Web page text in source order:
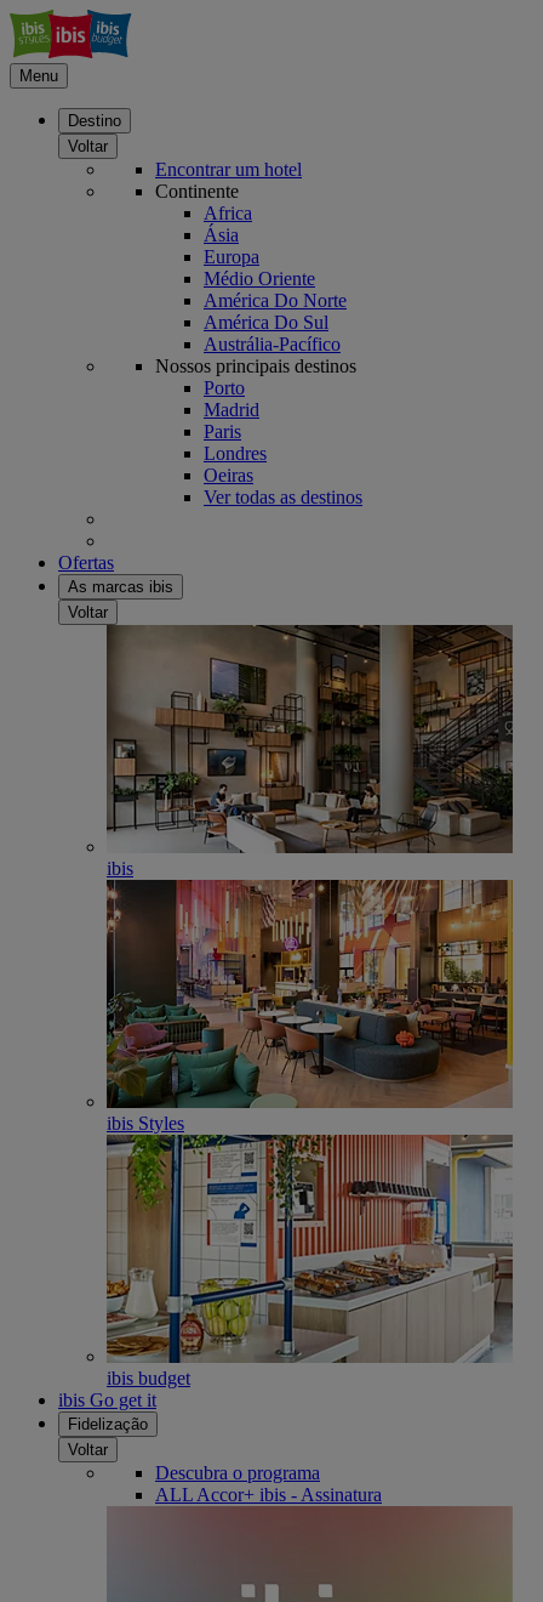
Menu
Destino
Voltar
Encontrar um hotel
Continente
Africa
Ásia
Europa
Médio Oriente
América Do Norte
América Do Sul
Austrália-Pacífico
Nossos principais destinos
Porto
Madrid
Paris
Londres
Oeiras
Ver todas as destinos
Ofertas
As marcas ibis
Voltar
ibis
ibis Styles
ibis budget
ibis Go get it
Fidelização
Voltar
Descubra o programa
ALL Accor+ ibis - Assinatura